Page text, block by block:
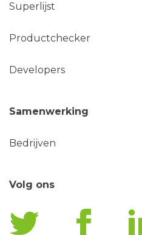
Superlijst
Productchecker
Developers
Samenwerking
Bedrijven
Volg ons